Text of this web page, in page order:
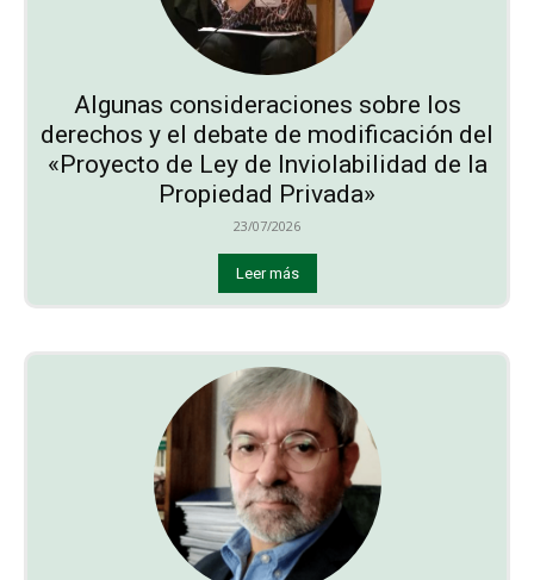
Algunas consideraciones sobre los
derechos y el debate de modificación del
«Proyecto de Ley de Inviolabilidad de la
Propiedad Privada»
23/07/2026
Leer más